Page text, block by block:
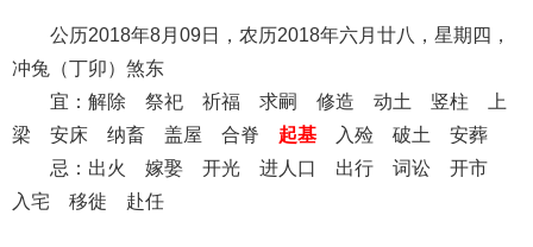
公历2018年8月09日，农历2018年六月廿八，星期四，
冲兔（丁卯）煞东
宜：解除 祭祀 祈福 求嗣 修造 动土 竖柱 上
梁 安床 纳畜 盖屋 合脊 起基 入殓 破土 安葬
忌：出火 嫁娶 开光 进人口 出行 词讼 开市
入宅 移徙 赴任